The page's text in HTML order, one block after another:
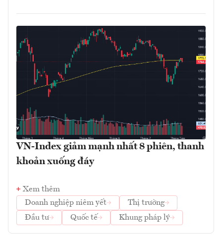
VN-Index giảm mạnh nhất 8 phiên, thanh
khoản xuống đáy
Xem thêm
Doanh nghiệp niêm yết
Thị trường
Đầu tư
Quốc tế Khung pháp lý